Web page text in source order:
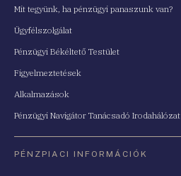
Mit tegyünk, ha pénzügyi panaszunk van?
Ügyfélszolgálat
Pénzügyi Békéltető Testület
Figyelmeztetések
Alkalmazások
Pénzügyi Navigátor Tanácsadó Irodahálózat
PÉNZPIACI INFORMÁCIÓK